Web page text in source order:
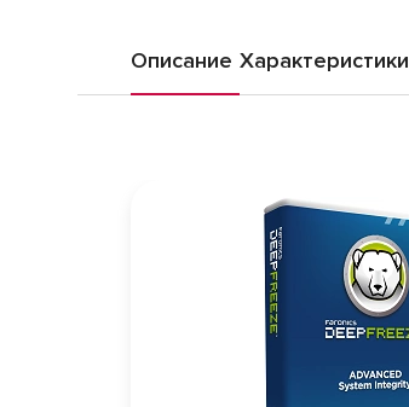
Описание Характеристики